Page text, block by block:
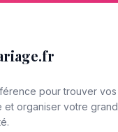
pour trouver vos
et organiser votre grand